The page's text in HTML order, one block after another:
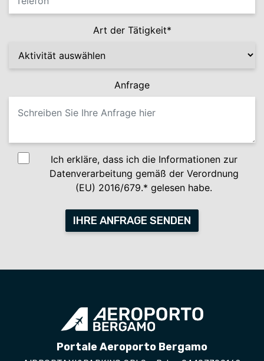
Art der Tätigkeit*
Anfrage
Ich erkläre, dass ich die Informationen zur
Datenverarbeitung gemäß der Verordnung
(EU) 2016/679.* gelesen habe.
IHRE ANFRAGE SENDEN
Portale Aeroporto Bergamo